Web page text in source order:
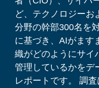
ど、テクノロジーお
分野の幹部300名を
に基づき、AIがます
織がどのようにサイ
管理しているかをデ
レポートです。 調査